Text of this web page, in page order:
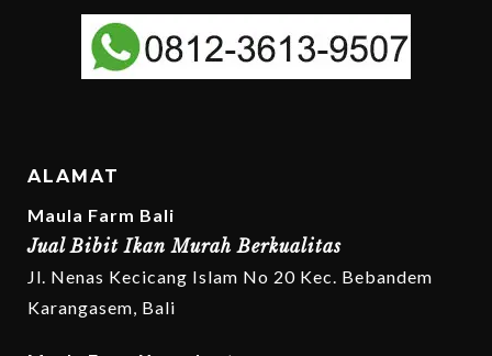
ALAMAT
Maula Farm Bali
Jual Bibit Ikan Murah Berkualitas
Jl. Nenas Kecicang Islam No 20 Kec. Bebandem
Karangasem, Bali